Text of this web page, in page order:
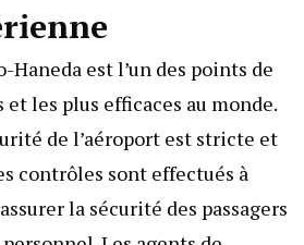
Haneda est l’un des points de
les plus efficaces au monde.
de l’aéroport est stricte et
contrôles sont effectués à
la sécurité des passagers